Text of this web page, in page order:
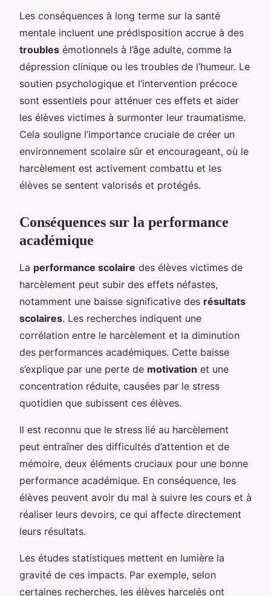
Les conséquences à long terme sur la santé
mentale incluent une prédisposition accrue à des
troubles émotionnels à l’âge adulte, comme la
dépression clinique ou les troubles de l’humeur. Le
soutien psychologique et l’intervention précoce
sont essentiels pour atténuer ces effets et aider
les élèves victimes à surmonter leur traumatisme.
Cela souligne l’importance cruciale de créer un
environnement scolaire sûr et encourageant, où le
harcèlement est activement combattu et les
élèves se sentent valorisés et protégés.
Conséquences sur la performance
académique
La performance scolaire des élèves victimes de
harcèlement peut subir des effets néfastes,
notamment une baisse significative des résultats
scolaires. Les recherches indiquent une
corrélation entre le harcèlement et la diminution
des performances académiques. Cette baisse
s’explique par une perte de motivation et une
concentration réduite, causées par le stress
quotidien que subissent ces élèves.
Il est reconnu que le stress lié au harcèlement
peut entraîner des difficultés d’attention et de
mémoire, deux éléments cruciaux pour une bonne
performance académique. En conséquence, les
élèves peuvent avoir du mal à suivre les cours et à
réaliser leurs devoirs, ce qui affecte directement
leurs résultats.
Les études statistiques mettent en lumière la
gravité de ces impacts. Par exemple, selon
certaines recherches, les élèves harcelés ont